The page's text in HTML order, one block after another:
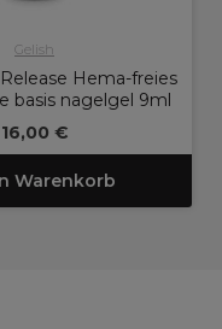
Gelish
Hema-freies
basis nagelgel 9ml
16,00 €
Warenkorb